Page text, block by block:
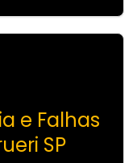
e Falhas
SP